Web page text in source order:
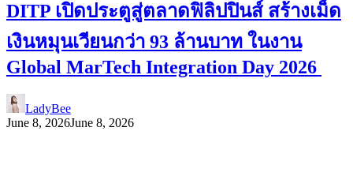
DITP เปิดประตูสู่ตลาดฟิลิปปินส์ สร้างเม็ด
เงินหมุนเวียนกว่า 93 ล้านบาท ในงาน
Global MarTech Integration Day 2026
LadyBee
June 8, 2026June 8, 2026